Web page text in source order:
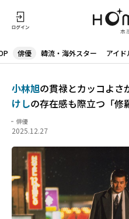
俳優 韓流・海外スター アイド
小林旭の貫禄とカッコよさ
けしの存在感も際立つ「修
俳優
2025.12.27